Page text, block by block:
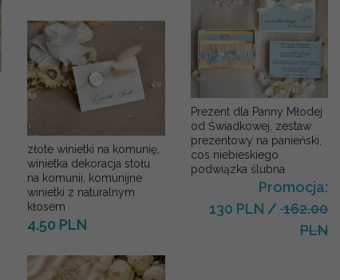
złote winietki na komunię,
winietka dekoracja stołu
na komunii, komunijne
winietki z naturalnym
kłosem
4.50 PLN
Prezent dla Panny Młodej
od Świadkowej, zestaw
prezentowy na panieński,
cos niebieskiego
podwiązka ślubna
Promocja:
130 PLN / 162.00
PLN